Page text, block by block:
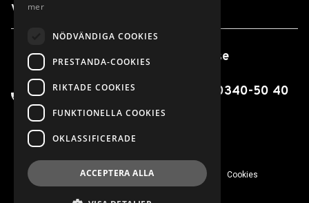
Våra anläggningar
info@finnvedensbil.se
0370-425 00 / 0550-316 00 / 0340-50 40
00
© 2026 Finnvedens Bil Integritetspolicy Cookies
mer
NÖDVÄNDIGA COOKIES
PRESTANDA-COOKIES
RIKTADE COOKIES
FUNKTIONELLA COOKIES
OKLASSIFICERADE
ACCEPTERA ALLA